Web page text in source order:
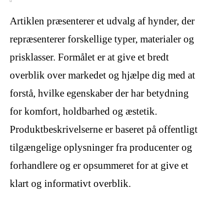
Artiklen præsenterer et udvalg af hynder, der
repræsenterer forskellige typer, materialer og
prisklasser. Formålet er at give et bredt
overblik over markedet og hjælpe dig med at
forstå, hvilke egenskaber der har betydning
for komfort, holdbarhed og æstetik.
Produktbeskrivelserne er baseret på offentligt
tilgængelige oplysninger fra producenter og
forhandlere og er opsummeret for at give et
klart og informativt overblik.